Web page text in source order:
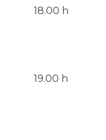
18.00 h
19.00 h